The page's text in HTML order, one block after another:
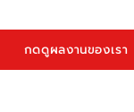
กดดูผลงานของเรา